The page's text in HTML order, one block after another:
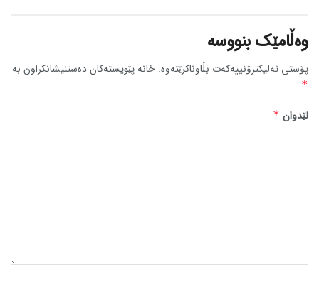
وەڵامێک بنووسە
پۆستی ئەلیکترۆنییەکەت بڵاوناکرێتەوە. خانە پێویستەکان دەستنیشانکراون بە
*
لێدوان *